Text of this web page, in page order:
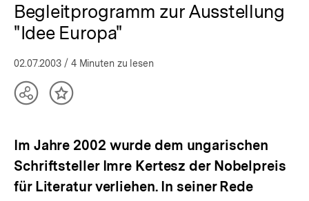
Begleitprogramm zur Ausstellung
"Idee Europa"
02.07.2003 / 4 Minuten zu lesen
TeilenInhalt
Im Jahre 2002 wurde dem ungarischen
Schriftsteller Imre Kertesz der Nobelpreis
für Literatur verliehen. In seiner Rede